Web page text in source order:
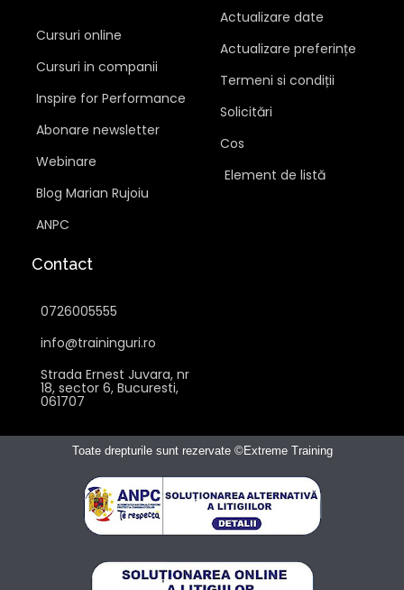
Cursuri online
Cursuri in companii
Inspire for Performance
Abonare newsletter
Webinare
Blog Marian Rujoiu
ANPC
Actualizare date
Actualizare preferințe
Termeni si condiții
Solicitări
Cos
Element de listă
Contact
0726005555
info@traininguri.ro
Strada Ernest Juvara, nr
18, sector 6, Bucuresti,
061707
Toate drepturile sunt rezervate ©Extreme Training